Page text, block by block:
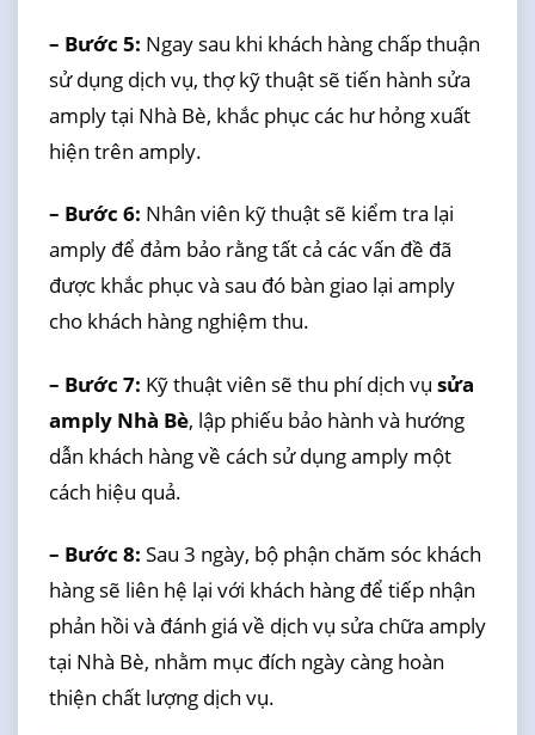
– Bước 5: Ngay sau khi khách hàng chấp thuận
sử dụng dịch vụ, thợ kỹ thuật sẽ tiến hành sửa
amply tại Nhà Bè, khắc phục các hư hỏng xuất
hiện trên amply.
– Bước 6: Nhân viên kỹ thuật sẽ kiểm tra lại
amply để đảm bảo rằng tất cả các vấn đề đã
được khắc phục và sau đó bàn giao lại amply
cho khách hàng nghiệm thu.
– Bước 7: Kỹ thuật viên sẽ thu phí dịch vụ sửa
amply Nhà Bè, lập phiếu bảo hành và hướng
dẫn khách hàng về cách sử dụng amply một
cách hiệu quả.
– Bước 8: Sau 3 ngày, bộ phận chăm sóc khách
hàng sẽ liên hệ lại với khách hàng để tiếp nhận
phản hồi và đánh giá về dịch vụ sửa chữa amply
tại Nhà Bè, nhằm mục đích ngày càng hoàn
thiện chất lượng dịch vụ.